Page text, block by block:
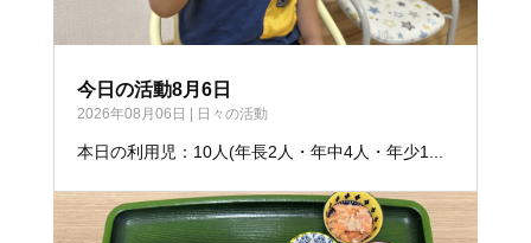
今日の活動8月6日
2026年08月06日 日々の活動
本日の利用児：10人(年長2人・年中4人・年少1...